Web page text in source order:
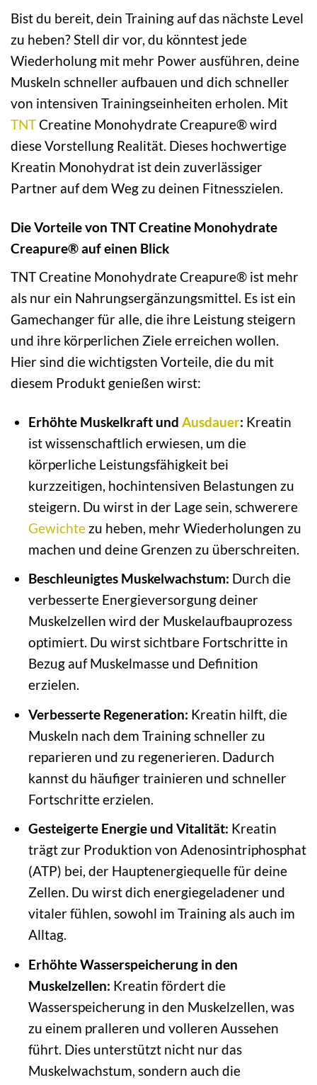
Bist du bereit, dein Training auf das nächste Level
zu heben? Stell dir vor, du könntest jede
Wiederholung mit mehr Power ausführen, deine
Muskeln schneller aufbauen und dich schneller
von intensiven Trainingseinheiten erholen. Mit
TNTCreatine Monohydrate Creapure® wird
diese Vorstellung Realität. Dieses hochwertige
Kreatin Monohydrat ist dein zuverlässiger
Partner auf dem Weg zu deinen Fitnesszielen.
Die Vorteile von TNT Creatine Monohydrate
Creapure® auf einen Blick
TNT Creatine Monohydrate Creapure® ist mehr
als nur ein Nahrungsergänzungsmittel. Es ist ein
Gamechanger für alle, die ihre Leistung steigern
und ihre körperlichen Ziele erreichen wollen.
Hier sind die wichtigsten Vorteile, die du mit
diesem Produkt genießen wirst:
Erhöhte Muskelkraft und Ausdauer: Kreatin
ist wissenschaftlich erwiesen, um die
körperliche Leistungsfähigkeit bei
kurzzeitigen, hochintensiven Belastungen zu
steigern. Du wirst in der Lage sein, schwerere
Gewichtezu heben, mehr Wiederholungen zu
machen und deine Grenzen zu überschreiten.
Beschleunigtes Muskelwachstum: Durch die
verbesserte Energieversorgung deiner
Muskelzellen wird der Muskelaufbauprozess
optimiert. Du wirst sichtbare Fortschritte in
Bezug auf Muskelmasse und Definition
erzielen.
Verbesserte Regeneration: Kreatin hilft, die
Muskeln nach dem Training schneller zu
reparieren und zu regenerieren. Dadurch
kannst du häufiger trainieren und schneller
Fortschritte erzielen.
Gesteigerte Energie und Vitalität: Kreatin
trägt zur Produktion von Adenosintriphosphat
(ATP) bei, der Hauptenergiequelle für deine
Zellen. Du wirst dich energiegeladener und
vitaler fühlen, sowohl im Training als auch im
Alltag.
Erhöhte Wasserspeicherung in den
Muskelzellen: Kreatin fördert die
Wasserspeicherung in den Muskelzellen, was
zu einem pralleren und volleren Aussehen
führt. Dies unterstützt nicht nur das
Muskelwachstum, sondern auch die